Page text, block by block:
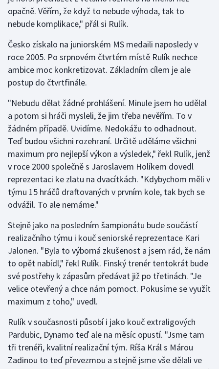
opačně. Věřím, že když to nebude výhoda, tak to
nebude komplikace," přál si Rulík.
Česko získalo na juniorském MS medaili naposledy v
roce 2005. Po srpnovém čtvrtém místě Rulík nechce
ambice moc konkretizovat. Základním cílem je ale
postup do čtvrtfinále.
"Nebudu dělat žádné prohlášení. Minule jsem ho udělal
a potom si hráči mysleli, že jim třeba nevěřím. To v
žádném případě. Uvidíme. Nedokážu to odhadnout.
Teď budou všichni rozehraní. Určitě uděláme všichni
maximum pro nejlepší výkon a výsledek," řekl Rulík, jenž
v roce 2000 společně s Jaroslavem Holíkem dovedl
reprezentaci ke zlatu na dvacítkách. "Kdybychom měli v
týmu 15 hráčů draftovaných v prvním kole, tak bych se
odvážil. To ale nemáme."
Stejně jako na posledním šampionátu bude součástí
realizačního týmu i kouč seniorské reprezentace Kari
Jalonen. "Byla to výborná zkušenost a jsem rád, že nám
to opět nabídl," řekl Rulík. Finský trenér tentokrát bude
své postřehy k zápasům předávat již po třetinách. "Je
velice otevřený a chce nám pomoct. Pokusíme se využít
maximum z toho," uvedl.
Rulík v současnosti působí i jako kouč extraligových
Pardubic, Dynamo teď ale na měsíc opustí. "Jsme tam
tři trenéři, kvalitní realizační tým. Ríša Král s Márou
Zadinou to teď převezmou a stejně jsme vše dělali ve